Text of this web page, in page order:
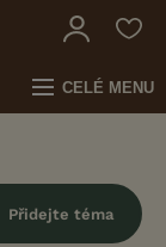
CELÉ MENU
Přidejte téma